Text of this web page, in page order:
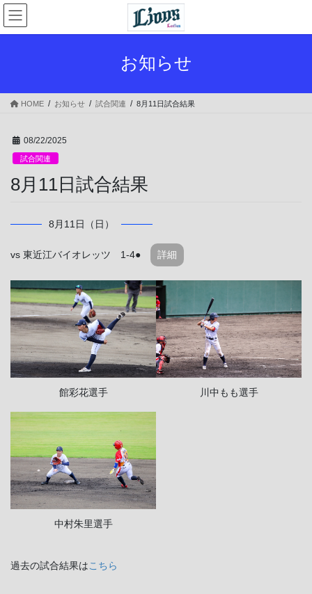
コ
ン
テ
ス
ナ
ビ
ゲ
ン
お知らせ
HOME お知らせ 試合関連 8月11日試合結果
08/22/2025
試合関連
8月11日試合結果
8月11日（日）
vs 東近江バイオレッツ 1-4● 詳細
館彩花選手 川中もも選手
中村朱里選手
過去の試合結果はこちら